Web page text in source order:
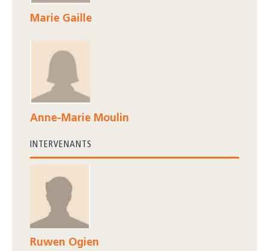
Marie Gaille
Anne-Marie Moulin
INTERVENANTS
Ruwen Ogien